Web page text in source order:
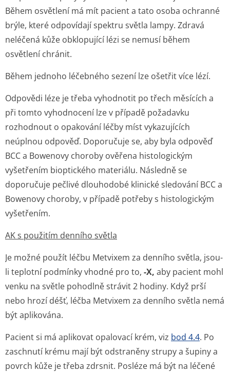
Během osvětlení má mít pacient a tato osoba ochranné
brýle, které odpovídají spektru světla lampy. Zdravá
neléčená kůže obklopující lézi se nemusí během
osvětlení chránit.
Během jednoho léčebného sezení lze ošetřit více lézí.
Odpovědi léze je třeba vyhodnotit po třech měsících a
při tomto vyhodnocení lze v případě požadavku
rozhodnout o opakování léčby míst vykazujících
neúplnou odpověď. Doporučuje se, aby byla odpověď
BCC a Bowenovy choroby ověřena histologickým
vyšetřením bioptického materiálu. Následně se
doporučuje pečlivé dlouhodobé klinické sledování BCC a
Bowenovy choroby, v případě potřeby s histologickým
vyšetřením.
AK s použitím denního světla
Je možné použít léčbu Metvixem za denního světla, jsou-
li teplotní podmínky vhodné pro to, -X, aby pacient mohl
venku na světle pohodlně strávit 2 hodiny. Když prší
nebo hrozí déšť, léčba Metvixem za denního světla nemá
být aplikována.
Pacient si má aplikovat opalovací krém, viz bod 4.4. Po
zaschnutí krému mají být odstraněny strupy a šupiny a
povrch kůže je třeba zdrsnit. Posléze má být na léčené